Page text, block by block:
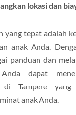
lokasi dan
yang tepat adalah
anak Anda.
panduan dan
dapat
di Tampere yang
anak Anda.